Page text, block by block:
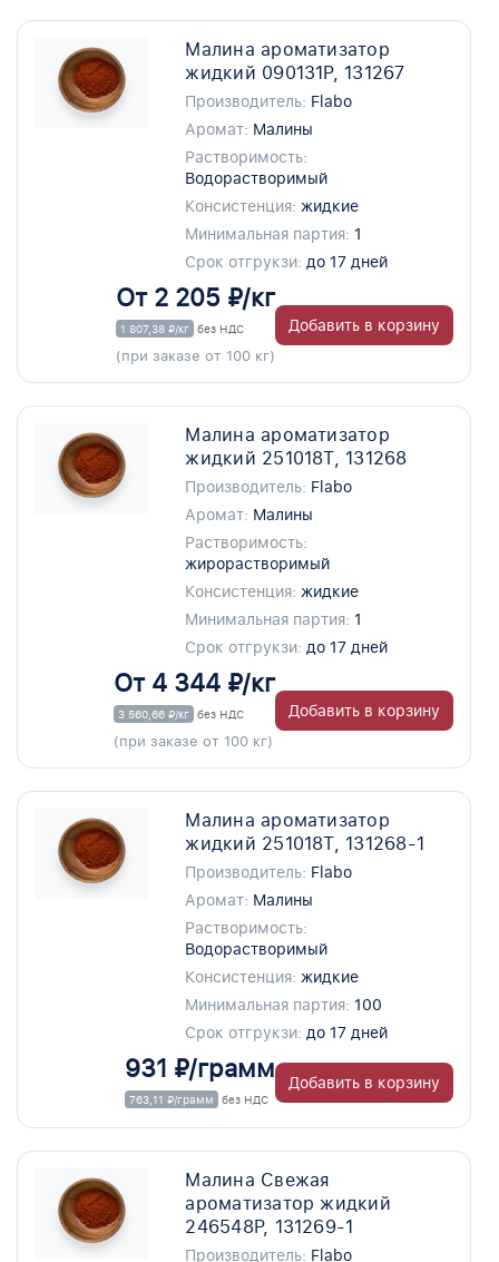
Малина ароматизатор
жидкий 090131P, 131267
Производитель: Flabo
Аромат: Малины
Растворимость:
Водорастворимый
Консистенция: жидкие
Минимальная партия: 1
Срок отгрукзи: до 17 дней
От 2 205 ₽/кг
1 807,38 ₽/кг без НДС
(при заказе от 100 кг)
Добавить в корзину
Малина ароматизатор
жидкий 251018T, 131268
Производитель: Flabo
Аромат: Малины
Растворимость:
жирорастворимый
Консистенция: жидкие
Минимальная партия: 1
Срок отгрукзи: до 17 дней
От 4 344 ₽/кг
3 560,66 ₽/кг без НДС
(при заказе от 100 кг)
Добавить в корзину
Малина ароматизатор
жидкий 251018T, 131268-1
Производитель: Flabo
Аромат: Малины
Растворимость:
Водорастворимый
Консистенция: жидкие
Минимальная партия: 100
Срок отгрукзи: до 17 дней
931 ₽/грамм
763,11 ₽/грамм без НДС
Добавить в корзину
Малина Свежая
ароматизатор жидкий
246548P, 131269-1
Производитель: Flabo